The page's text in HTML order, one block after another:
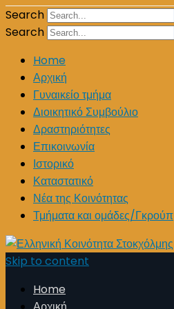
Search
Search
Home
Αρχική
Γυναικείο τμήμα
Διοικητικό Συμβούλιο
Δραστηριότητες
Επικοινωνία
Ιστορικό
Καταστατικό
Νέα της Κοινότητας
Τμήματα και ομάδες/Γκρούπ
Skip to content
Home